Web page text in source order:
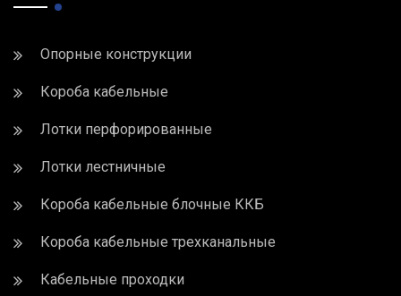
Опорные конструкции
Короба кабельные
Лотки перфорированные
Лотки лестничные
Короба кабельные блочные ККБ
Короба кабельные трехканальные
Кабельные проходки